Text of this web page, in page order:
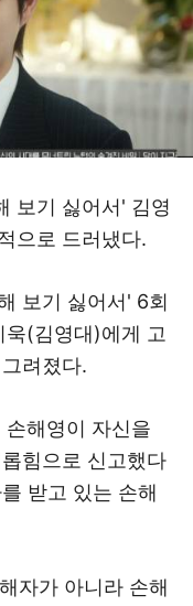
보기 싫어서' 김영
으로 드러냈다.
보기 싫어서' 6회
(김영대)에게 고
려졌다.
해영이 자신을
힘으로 신고했다
받고 있는 손해
자가 아니라 손해